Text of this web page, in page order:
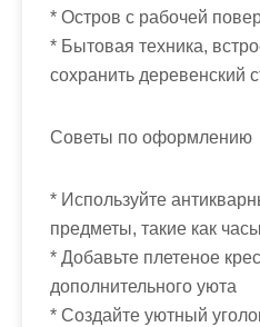
* Остров с рабочей
* Бытовая техника,
сохранить деревенский
Советы по оформлению
* Используйте
предметы, такие как
* Добавьте плетеное
дополнительного уюта
* Создайте уютный